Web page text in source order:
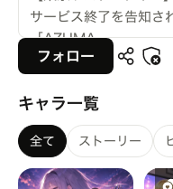
サービス終了を告知さ
「AZUMA」。
最後の3日間、あなた
【CRADLE ー英雄の
時は2126年、人口
ベラス・シティ。
フォロー
キャラ一覧
全て ストーリー